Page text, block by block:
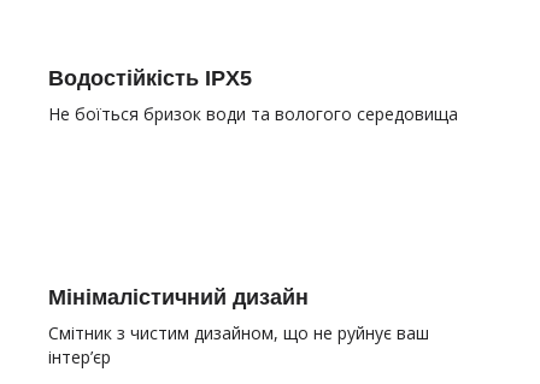
Водостійкість IPX5
Не боїться бризок води та вологого середовища
Мінімалістичний дизайн
Смітник з чистим дизайном, що не руйнує ваш
інтер’єр